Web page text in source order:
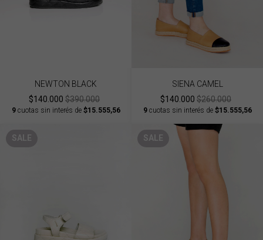
NEWTON BLACK
$140.000 $390.000
9cuotas sin interés de $15.555,56
SIENA CAMEL
$140.000 $260.000
9cuotas sin interés de $15.555,56
SALE SALE